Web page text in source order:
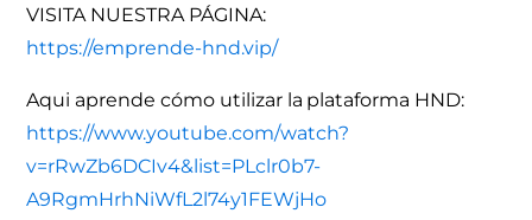
VISITA NUESTRA PÁGINA:
https://emprende-hnd.vip/
Aqui aprende cómo utilizar la plataforma HND:
https://www.youtube.com/watch?
v=rRwZb6DCIv4&list=PLclr0b7-
A9RgmHrhNiWfL2l74y1FEWjHo